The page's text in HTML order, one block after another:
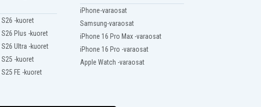
S26 -kuoret
Plus -kuoret
Ultra -kuoret
S25 -kuoret
FE -kuoret
iPhone-varaosat
Samsung-varaosat
iPhone 16 Pro Max -varaosat
iPhone 16 Pro -varaosat
Apple Watch -varaosat